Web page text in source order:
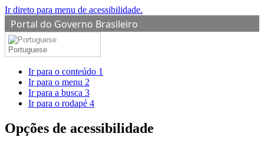
Ir direto para menu de acessibilidade.
Portal do Governo Brasileiro
Portuguese
Ir para o conteúdo 1
Ir para o menu 2
Ir para a busca 3
Ir para o rodapé 4
Opções de acessibilidade